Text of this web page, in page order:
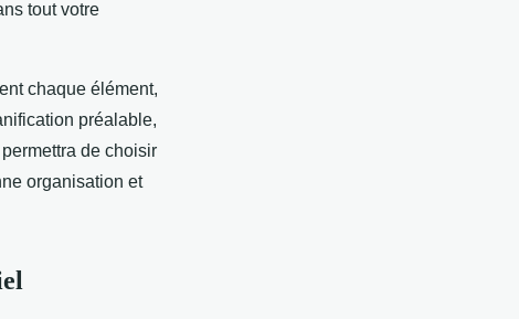
tout votre
chaque élément,
préalable,
de choisir
organisation et